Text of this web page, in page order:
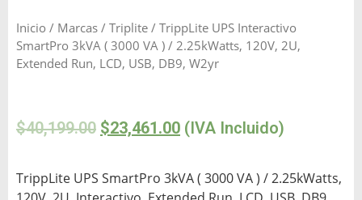
Inicio / Marcas / Triplite / TrippLite UPS Interactivo
SmartPro 3kVA ( 3000 VA ) / 2.25kWatts, 120V, 2U,
Extended Run, LCD, USB, DB9, W2yr
$40,199.00 $23,461.00 (IVA Incluido)
TrippLite UPS SmartPro 3kVA ( 3000 VA ) / 2.25kWatts,